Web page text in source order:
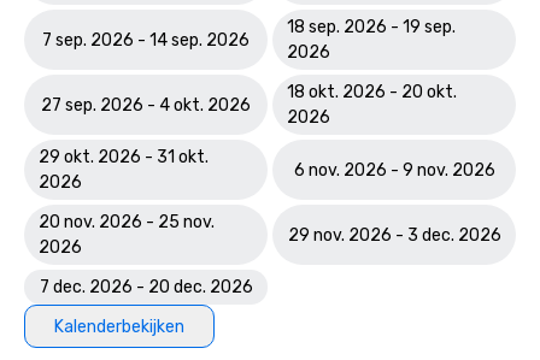
7 sep. 2026 - 14 sep. 2026
18 sep. 2026 - 19 sep.
2026
27 sep. 2026 - 4 okt. 2026
18 okt. 2026 - 20 okt.
2026
29 okt. 2026 - 31 okt.
2026
6 nov. 2026 - 9 nov. 2026
20 nov. 2026 - 25 nov.
2026
29 nov. 2026 - 3 dec. 2026
7 dec. 2026 - 20 dec. 2026
Kalenderbekijken